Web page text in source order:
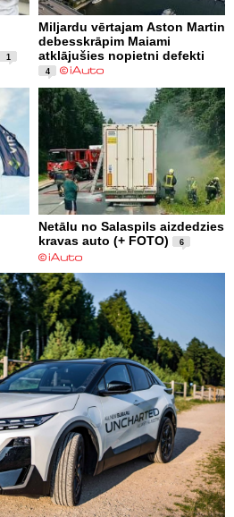
1
Miljardu vērtajam Aston Martin
debesskrāpim Maiami
atklājušies nopietni defekti
4
Netālu no Salaspils aizdedzies
kravas auto (+ FOTO)
6